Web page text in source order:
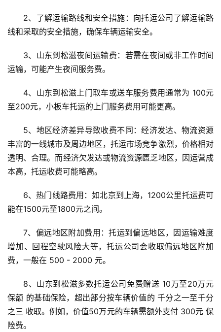
2、了解运输路线和安全措施：向托运公司了解运输路
线和采取的安全措施，确保车辆运输安全。
3、山东到松滋夜间运输费：若需在夜间或非工作时间
运输，可能产生夜间服务费。
4、山东到松滋上门取车或送车服务费用通常为 100元
至200元，小板车托运的上门服务费用可能更高。
5、地区经济差异导致收费不同：经济发达、物流资源
丰富的一线城市及周边地区，托运市场竞争激烈，价格相对
透明、合理。而经济欠发达或物流资源匮乏地区，因运营成
本高，托运收费可能略高。
6、热门线路费用：如北京到上海，1200公里托运费可
能在1500元至1800元之间。
7、偏远地区附加费用：托运到偏远地区，因运输难度
增加、回程空驶风险大等，托运公司会收取偏远地区附加
费，一般在 500 - 2000 元。
8、山东到松滋多数托运公司免费赠送 10万至20万元
保额 的基础保险，超出部分按车辆价值的 千分之一至千分
之三 收取。例如，价值50万元的车辆需额外支付 300元 保
险费。